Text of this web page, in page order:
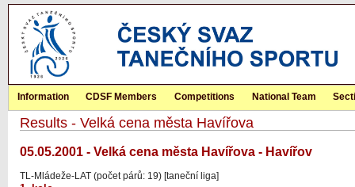
Information CDSF Members Competitions National Team
Results - Velká cena města Havířova
05.05.2001 - Velká cena města Havířova - Havířov
TL-Mládeže-LAT (počet párů: 19) [taneční liga]